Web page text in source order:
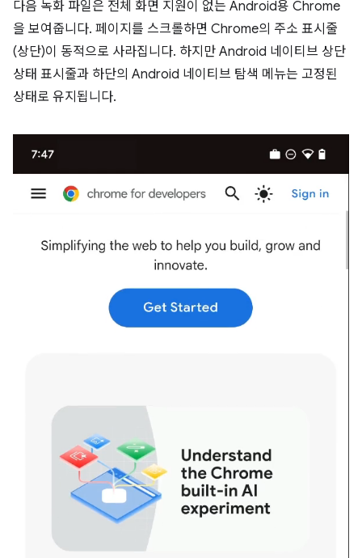
다음 녹화 파일은 전체 화면 지원이 없는 Android용 Chrome
을 보여줍니다. 페이지를 스크롤하면 Chrome의 주소 표시줄
(상단)이 동적으로 사라집니다. 하지만 Android 네이티브 상단
상태 표시줄과 하단의 Android 네이티브 탐색 메뉴는 고정된
상태로 유지됩니다.